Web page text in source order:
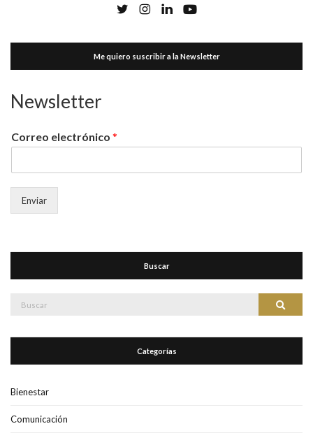
Me quiero suscribir a la Newsletter
Newsletter
Correo electrónico *
Enviar
Buscar
Buscar: Buscar
Categorías
Bienestar
Comunicación